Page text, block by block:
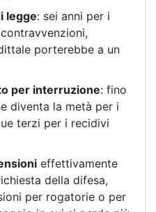
legge: sei anni per i
porterebbe a un
per interruzione: fino
diventa la metà per i
terzi per i recidivi
effettivamente
della difesa,
per rogatorie o per